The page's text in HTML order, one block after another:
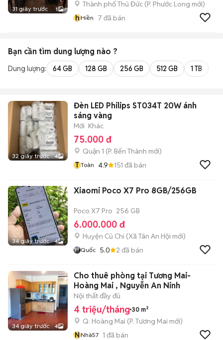
31 giây trước 1
Thành phố Thủ Đức (P. Phước Long mới)
hHiền 7 đã bán
Bạn cần tìm dung lượng nào ?
Dung lượng: 64 GB 128 GB 256 GB 512 GB 1 TB
32 giây trước 4
Đèn LED Philips ST034T 20W ánh
sáng vàng
Mới Khác
75.000 đ
Quận 1 (P. Bến Thành mới)
T Toàn 4.9 151 đã bán
34 giây trước 4
Xiaomi Poco X7 Pro 8GB/256GB
Poco X7 Pro 256 GB
6.000.000 đ
Huyện Củ Chi (Xã Tân An Hội mới)
Quốc 5.0 2 đã bán
34 giây trước 4
Cho thuê phòng tại Tương Mai-
Hoàng Mai , Nguyễn An Ninh
Nội thất đầy đủ
4 triệu/tháng 30 m²
Q. Hoàng Mai (P. Tương Mai mới)
NNhà57 1 đã bán